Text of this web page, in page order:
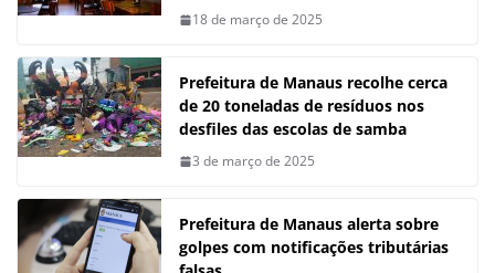
18 de março de 2025
Prefeitura de Manaus recolhe cerca
de 20 toneladas de resíduos nos
desfiles das escolas de samba
3 de março de 2025
Prefeitura de Manaus alerta sobre
golpes com notificações tributárias